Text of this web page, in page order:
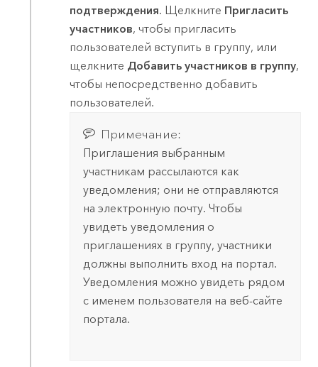
подтверждения. Щелкните Пригласить
участников, чтобы пригласить
пользователей вступить в группу, или
щелкните Добавить участников в группу,
чтобы непосредственно добавить
пользователей.
Примечание:
Приглашения выбранным
участникам рассылаются как
уведомления; они не отправляются
на электронную почту. Чтобы
увидеть уведомления о
приглашениях в группу, участники
должны выполнить вход на портал.
Уведомления можно увидеть рядом
с именем пользователя на веб-сайте
портала.